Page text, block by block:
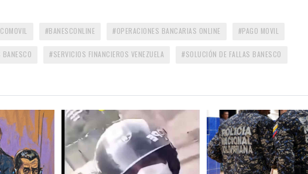
BANESCONLINE OPERACIONES BANCARIAS ONLINE PAGO MOVIL
SERVICIOS FINANCIEROS VENEZUELA SOLUCIÓN DE FALLAS BANESCO